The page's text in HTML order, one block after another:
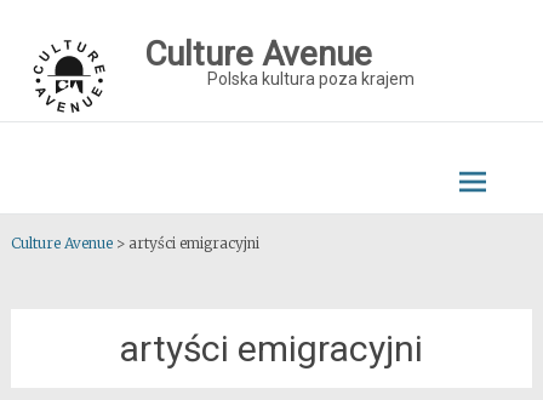
content
Culture Avenue
Polska kultura poza krajem
Culture Avenue> artyści emigracyjni
artyści emigracyjni